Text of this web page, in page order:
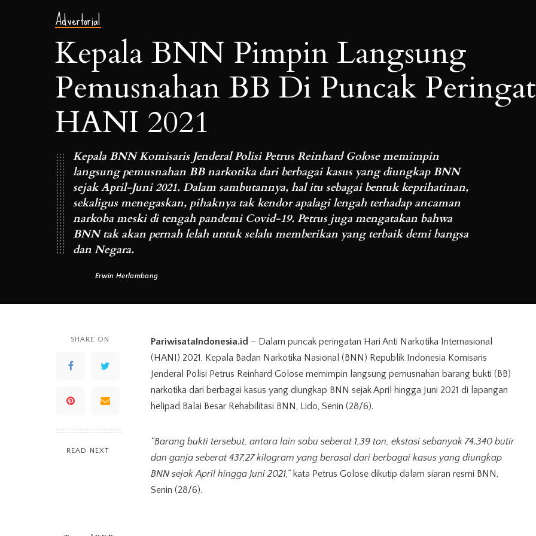
Advertorial
Kepala BNN Pimpin Langsung
Pemusnahan BB Di Puncak
HANI 2021
Kepala BNN Komisaris Jenderal Polisi Petrus Reinhard Golose memimpin
langsung pemusnahan BB narkotika dari berbagai kasus yang diungkap BNN
sejak April-Juni 2021. Dalam sambutannya, hal itu sebagai bentuk keprihatinan,
sekaligus menegaskan, pihaknya tak kendor apalagi lengah terhadap ancaman
narkoba meski di tengah pandemi Covid-19. Petrus juga mengatakan bahwa
BNN tak akan pernah lelah untuk selalu memberikan yang terbaik demi bangsa
dan Negara.
Posted
Erwin Herlambang
SHARE ON
READ NEXT
PariwisataIndonesia.id – Dalam puncak peringatan Hari Anti Narkotika Internasional
(HANI) 2021, Kepala Badan Narkotika Nasional (BNN) Republik Indonesia Komisaris
Jenderal Polisi Petrus Reinhard Golose memimpin langsung pemusnahan barang bukti (BB)
narkotika dari berbagai kasus yang diungkap BNN sejak April hingga Juni 2021 di lapangan
helipad Balai Besar Rehabilitasi BNN, Lido, Senin (28/6).
“Barang bukti tersebut, antara lain sabu seberat 1,39 ton, ekstasi sebanyak 74.340 butir
dan ganja seberat 437,27 kilogram yang berasal dari berbagai kasus yang diungkap
BNN sejak April hingga Juni 2021,”kata Petrus Golose dikutip dalam siaran resmi BNN,
Senin (28/6).